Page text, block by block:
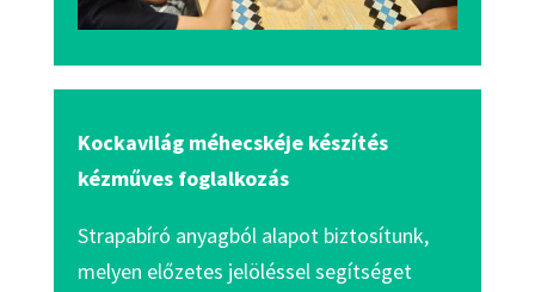
Kockavilág méhecskéje készítés
kézműves foglalkozás
Strapabíró anyagból alapot biztosítunk,
melyen előzetes jelöléssel segítséget